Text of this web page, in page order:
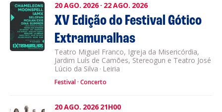
20AGO. 2026 · 22AGO. 2026
XV Edição do Festival Gótico
Extramuralhas
Teatro Miguel Franco, Igreja da Misericórdia,
Jardim Luís de Camões, Stereogun e Teatro José
Lúcio da Silva · Leiria
Festival Concerto
20AGO. 2026 21H00